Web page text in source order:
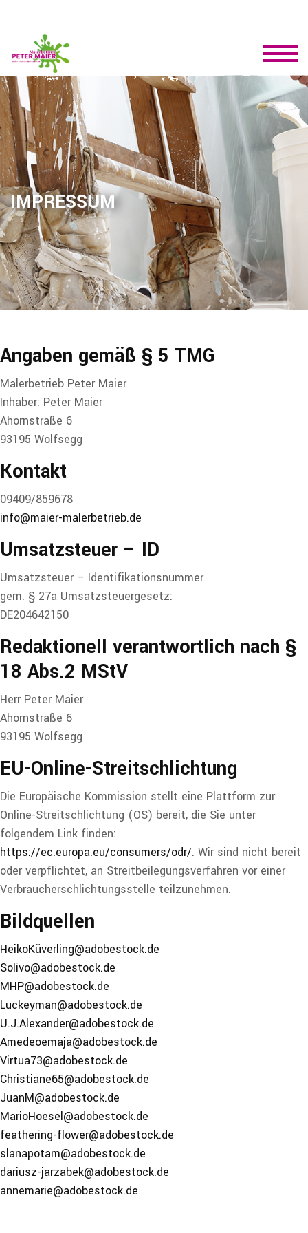
IMPRESSUM
Angaben gemäß § 5 TMG
Malerbetrieb Peter Maier
Inhaber: Peter Maier
Ahornstraße 6
93195 Wolfsegg
Kontakt
09409/859678
info@maier-malerbetrieb.de
Umsatzsteuer – ID
Umsatzsteuer – Identifikationsnummer
gem. § 27a Umsatzsteuergesetz:
DE204642150
Redaktionell verantwortlich nach §
18 Abs.2 MStV
Herr Peter Maier
Ahornstraße 6
93195 Wolfsegg
EU-Online-Streitschlichtung
Die Europäische Kommission stellt eine Plattform zur
Online-Streitschlichtung (OS) bereit, die Sie unter
folgendem Link finden:
https://ec.europa.eu/consumers/odr/. Wir sind nicht bereit
oder verpflichtet, an Streitbeilegungsverfahren vor einer
Verbraucherschlichtungsstelle teilzunehmen.
Bildquellen
HeikoKüverling@adobestock.de
Solivo@adobestock.de
MHP@adobestock.de
Luckeyman@adobestock.de
U.J.Alexander@adobestock.de
Amedeoemaja@adobestock.de
Virtua73@adobestock.de
Christiane65@adobestock.de
JuanM@adobestock.de
MarioHoesel@adobestock.de
feathering-flower@adobestock.de
slanapotam@adobestock.de
dariusz-jarzabek@adobestock.de
annemarie@adobestock.de